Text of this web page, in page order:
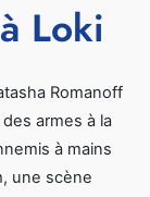
Loki
Romanoff
armes à la
à mains
une scène